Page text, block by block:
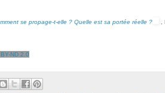
se propage-t-elle ? Quelle est sa portée réelle ?
,
ND 2.0